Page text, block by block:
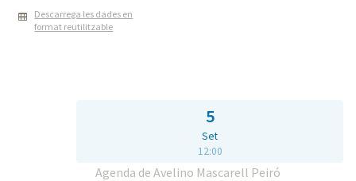
Descarrega les dades en
format reutilitzable
5
Set
12:00
Agenda de Avelino Mascarell Peiró